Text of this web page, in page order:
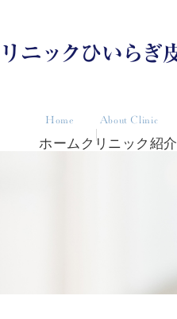
Home
ホーム
About Clinic
クリニック紹介